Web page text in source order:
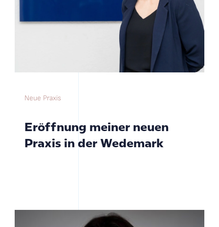
Neue Praxis
Eröffnung meiner neuen
Praxis in der Wedemark